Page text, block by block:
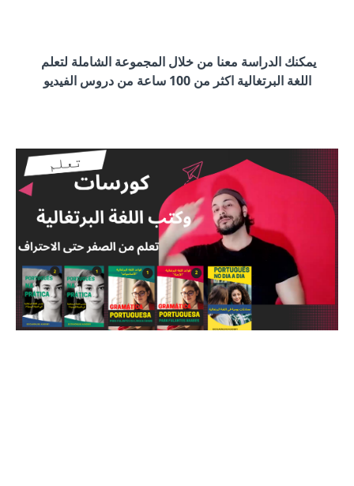
اللغة البرتغالية اكثر من 100 ساعة من دروس الفيديو